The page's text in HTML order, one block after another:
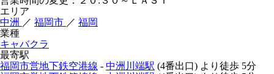
エリア
中洲 ／ 福岡市 ／ 福岡
業種
キャバクラ
最寄駅
福岡市営地下鉄空港線 - 中洲川端駅 (4番出口) より徒歩 5分